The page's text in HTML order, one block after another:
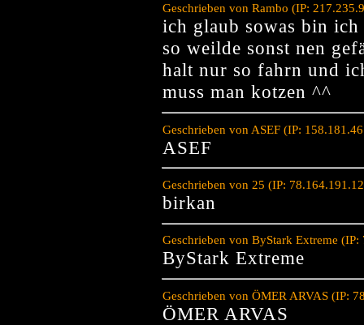
Geschrieben von Rambo (IP:
ich glaub sowas bin
so weilde sonst nen
halt nur so fahrn und
muss man kotzen ^^
Geschrieben von ASEF (IP:
ASEF
Geschrieben von 25 (IP:
birkan
Geschrieben von ByStark Extreme
ByStark Extreme
Geschrieben von ÖMER ARVAS (IP:
ÖMER ARVAS